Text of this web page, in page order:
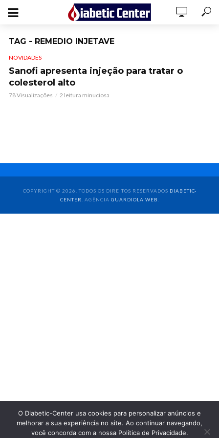
TAG - REMEDIO INJETAVE
NOVIDADES
Sanofi apresenta injeção para tratar o
colesterol alto
78 Visualizações 2 leitura minuciosa
COPYRIGHT © 2026. TODOS OS DIREITOS RESERVADOS DIABETIC-
CENTER
. AGÊNCIA GUARDIOLA WEB
O Diabetic-Center usa cookies para personalizar anúncios e
melhorar a sua experiência no site. Ao continuar navegando,
você concorda com a nossa Política de Privacidade.